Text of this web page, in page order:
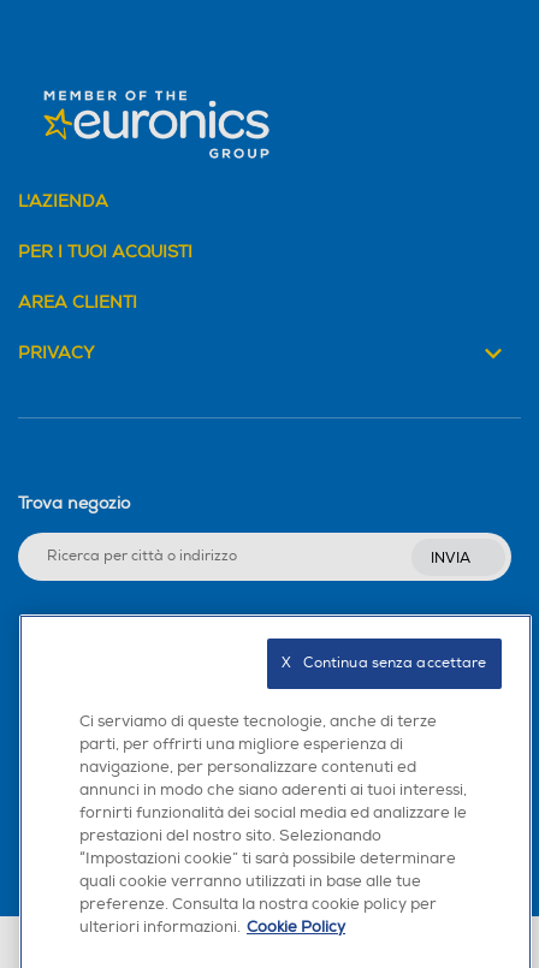
L'AZIENDA
PER I TUOI ACQUISTI
AREA CLIENTI
PRIVACY
Trova negozio
INVIA
Scarica la nostra app
Ci serviamo di queste tecnologie, anche di terze
parti, per offrirti una migliore esperienza di
navigazione, per personalizzare contenuti ed
annunci in modo che siano aderenti ai tuoi interessi,
fornirti funzionalità dei social media ed analizzare le
prestazioni del nostro sito. Selezionando
“Impostazioni cookie” ti sarà possibile determinare
quali cookie verranno utilizzati in base alle tue
preferenze. Consulta la nostra cookie policy per
ulteriori informazioni. Cookie Policy
X   Continua senza accettare